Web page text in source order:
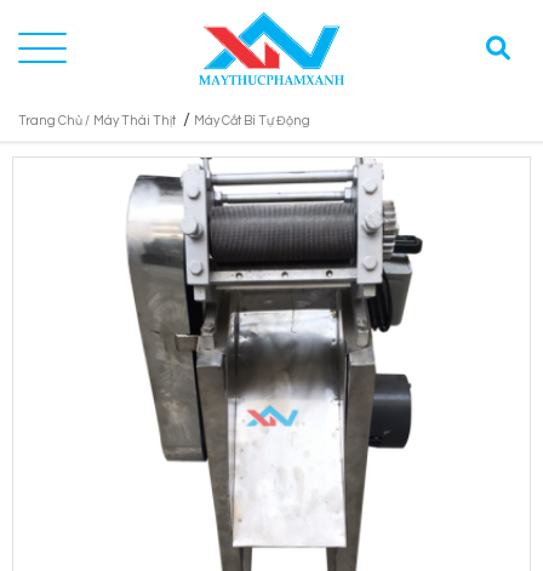
Trang Chủ / Máy Thái Thịt / Máy Cắt Bì Tự Động